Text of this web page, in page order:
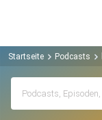
Startseite Podcasts